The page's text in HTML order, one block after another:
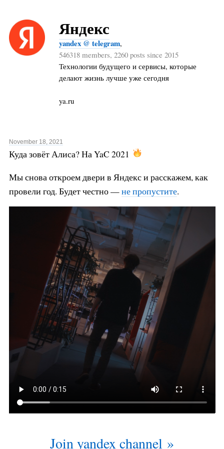
Яндекс
yandex @ telegram,
546318 members, 2260 posts since 2015
Технологии будущего и сервисы, которые
делают жизнь лучше уже сегодня
ya.ru
November 18, 2021
Куда зовёт Алиса? На YaC 2021
Мы снова откроем двери в Яндекс и расскажем, как
провели год. Будет честно —не пропустите.
Join yandex channel »